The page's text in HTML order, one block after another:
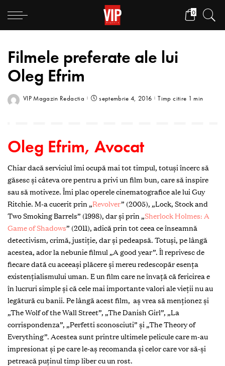
0
Filmele preferate ale lui
Oleg Efrim
VIP Magazin Redactia septembrie 4, 2016 Timp citire 1 min
Oleg Efrim, Avocat
Chiar dacă serviciul îmi ocupă mai tot timpul, totuși încerc să
găsesc și câteva ore pentru a privi un film bun, care să inspire
sau să motiveze. Îmi plac operele cinematografice ale lui Guy
Ritchie. M-a cucerit prin „Revolver” (2005), „Lock, Stock and
Two Smoking Barrels” (1998), dar și prin „Sherlock Holmes: A
Game of Shadows” (2011), adică prin tot ceea ce înseamnă
detectivism, crimă, justiție, dar și pedeapsă. Totuși, pe lângă
acestea, ador la nebunie filmul „A good year”. Îl reprivesc de
fiecare dată cu aceeași plăcere și mereu redescopăr esența
existențialismului uman. E un film care ne învață că fericirea e
în lucruri simple și că cele mai importante valori ale vieții nu au
legătură cu banii. Pe lângă acest film, aș vrea să menționez și
„The Wolf of the Wall Street”, „The Danish Girl”, „La
corrispondenza”, „Perfetti sconosciuti” și „The Theory of
Everything”. Acestea sunt printre ultimele pelicule care m-au
impresionat și pe care le-aș recomanda și celor care vor să-și
petreacă puținul timp liber cu un rost.